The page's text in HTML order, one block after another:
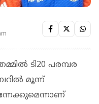
ടി20 പരമ്പര
മൂന്ന്